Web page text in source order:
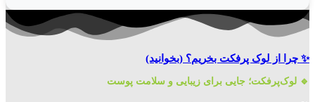
✨ چرا از لوک پرفکت بخریم؟ (بخوانید)
🔹 لوک‌پرفکت؛ جایی برای زیبایی و سلامت پوست